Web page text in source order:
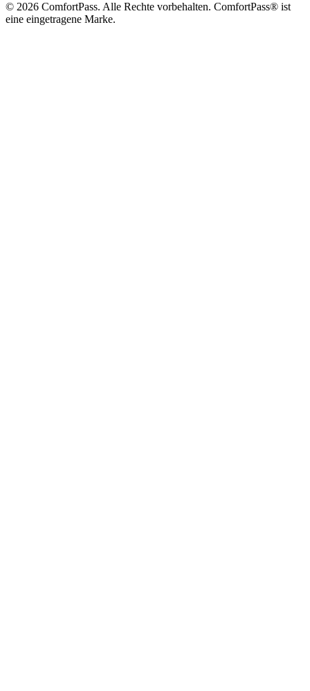
© 2026 ComfortPass. Alle Rechte vorbehalten. ComfortPass® ist
eine eingetragene Marke.